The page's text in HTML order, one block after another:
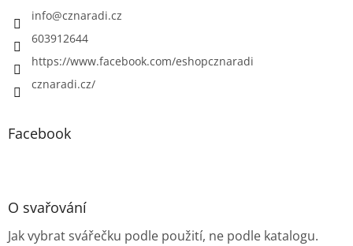
info@cznaradi.cz
603912644
https://www.facebook.com/eshopcznaradi
cznaradi.cz/
Facebook
O svařování
Jak vybrat svářečku podle použití, ne podle katalogu.